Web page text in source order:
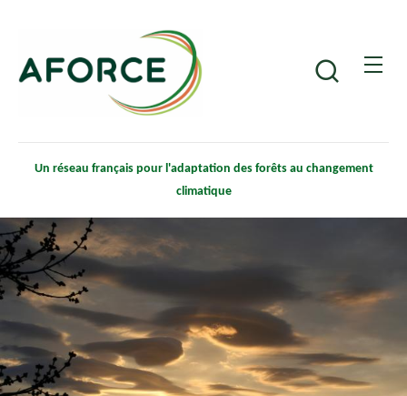
contenu
principal
Un réseau français pour l'adaptation des forêts au changement
climatique